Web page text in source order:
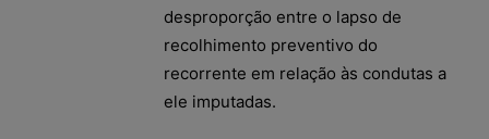
desproporção entre o lapso de
recolhimento preventivo do
recorrente em relação às condutas a
ele imputadas.